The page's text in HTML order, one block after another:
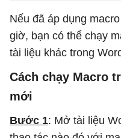
Nếu đã áp dụng
giờ, bạn có thể chạy
tài liệu khác trong
Cách chạy Macro
mới
Bước 1: Mở tài liệu